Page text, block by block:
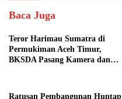
Baca Juga
Teror Harimau Sumatra di
Permukiman Aceh Timur,
BKSDA Pasang Kamera dan
Ratusan Pembangunan Huntap